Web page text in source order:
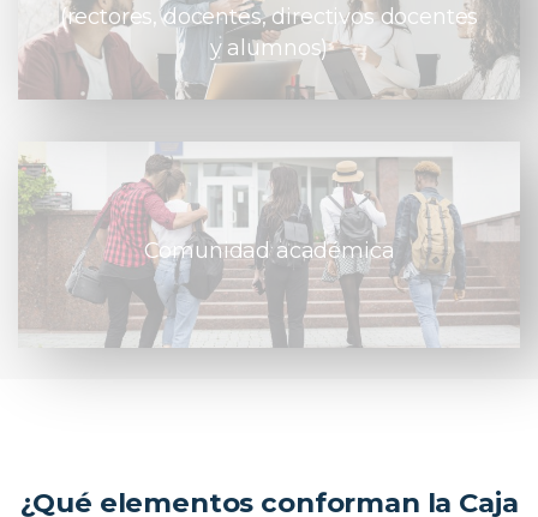
(rectores, docentes, directivos docentes
y alumnos)
Comunidad académica
¿Qué elementos conforman la Caja